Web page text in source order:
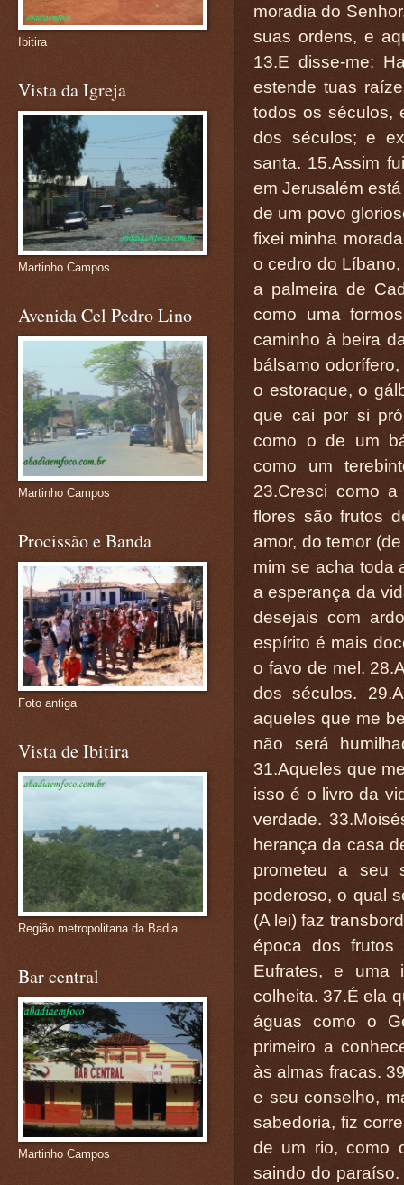
moradia do
suas ordens, e
13.E disse-me:
estende tuas
todos os séculos,
dos séculos; e
santa. 15.Assim
em Jerusalém
de um povo
fixei minha
o cedro do
a palmeira de
como uma
caminho à beira
bálsamo
o estoraque, o
que cai por si
como o de um
como um
23.Cresci como
flores são frutos
amor, do temor
mim se acha toda
a esperança da
desejais com
espírito é mais
o favo de mel.
dos séculos.
aqueles que me
não será
31.Aqueles que
isso é o livro da
verdade.
herança da casa
prometeu a seu
poderoso, o qual
(A lei) faz
época dos frutos
Eufrates, e uma
colheita. 37.É ela
águas como o
primeiro a
às almas fracas.
e seu conselho,
sabedoria, fiz
de um rio, como
saindo do
Ibitira
Vista da Igreja
Martinho Campos
Avenida Cel Pedro Lino
Martinho Campos
Procissão e Banda
Foto antiga
Vista de Ibitira
Região metropolitana da Badia
Bar central
Martinho Campos